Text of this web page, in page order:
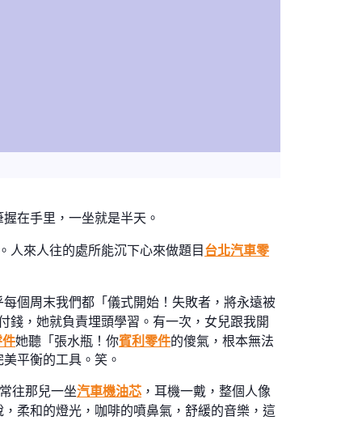
在手里，一坐就是半天。
人來人往的處所能沉下心來做題目 台北汽車零
個周末我們都「儀式開始！失敗者，將永遠被
錢，她就負責埋頭學習。有一次，女兒跟我開
她聽「張水瓶！你賓利零件的傻氣，根本無法
平衡的工具。笑。
往那兒一坐汽車機油芯 ，耳機一戴，整個人像
柔和的燈光，咖啡的噴鼻氣，舒緩的音樂，這